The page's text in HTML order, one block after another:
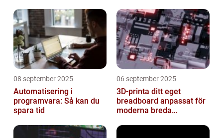
08 september 2025
Automatisering i
programvara: Så kan du
spara tid
06 september 2025
3D-printa ditt eget
breadboard anpassat för
moderna breda